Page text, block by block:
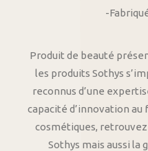
-
Produit de beauté
les produits Sothys
reconnus d’une
capacité d’innovation au
cosmétiques,
Sothys mais aussi la